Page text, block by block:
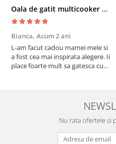
Oala de gatit multicooker 11 functii Instant Pot Pro Crisp 8 + Air Fryer 7.6 lt
Bianca, Acum 2 ani
L-am facut cadou mamei mele si
a fost cea mai inspirata alegere. Ii
place foarte mult sa gatesca cu
cratita...ma gandesc serios sa imi
cumpar si eu! Recomand mult !
Nu rata ofertele si